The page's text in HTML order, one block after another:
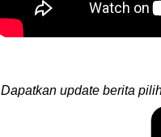
Dapatkan update berita